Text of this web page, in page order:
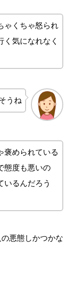
ゃくちゃ怒られ
気になれなく
うね
褒められている
態度も悪いの
いるんだろう
悪態しかつかな